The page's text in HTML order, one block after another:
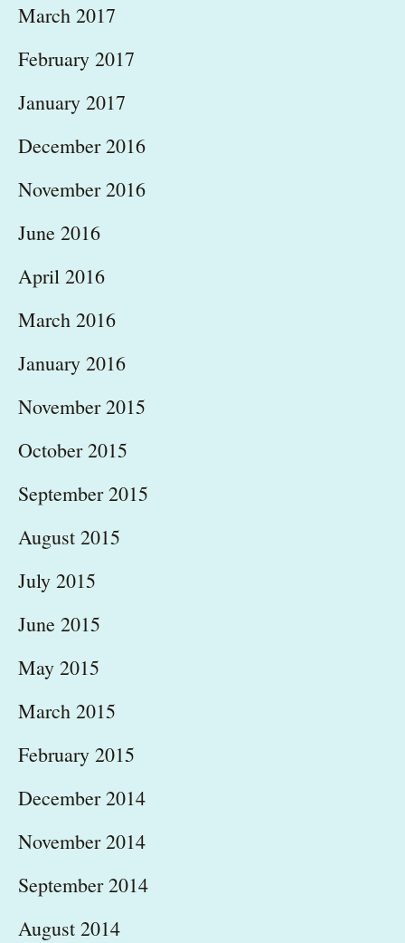
March 2017
February 2017
January 2017
December 2016
November 2016
June 2016
April 2016
March 2016
January 2016
November 2015
October 2015
September 2015
August 2015
July 2015
June 2015
May 2015
March 2015
February 2015
December 2014
November 2014
September 2014
August 2014